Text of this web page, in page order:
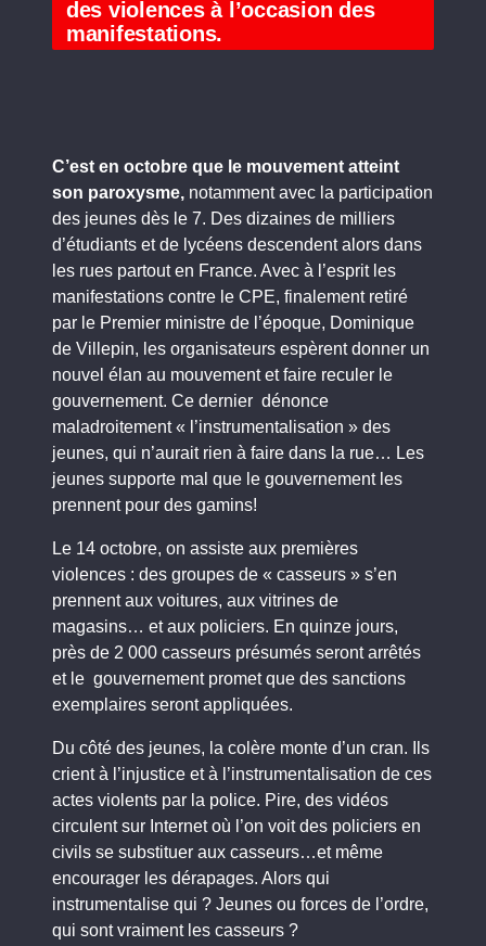
des violences à l’occasion des
manifestations.
C’est en octobre que le mouvement atteint
son paroxysme, notamment avec la participation
des jeunes dès le 7. Des dizaines de milliers
d’étudiants et de lycéens descendent alors dans
les rues partout en France. Avec à l’esprit les
manifestations contre le CPE, finalement retiré
par le Premier ministre de l’époque, Dominique
de Villepin, les organisateurs espèrent donner un
nouvel élan au mouvement et faire reculer le
gouvernement. Ce dernier dénonce
maladroitement « l’instrumentalisation » des
jeunes, qui n’aurait rien à faire dans la rue… Les
jeunes supporte mal que le gouvernement les
prennent pour des gamins!
Le 14 octobre, on assiste aux premières
violences : des groupes de « casseurs » s’en
prennent aux voitures, aux vitrines de
magasins… et aux policiers. En quinze jours,
près de 2 000 casseurs présumés seront arrêtés
et le gouvernement promet que des sanctions
exemplaires seront appliquées.
Du côté des jeunes, la colère monte d’un cran. Ils
crient à l’injustice et à l’instrumentalisation de ces
actes violents par la police. Pire, des vidéos
circulent sur Internet où l’on voit des policiers en
civils se substituer aux casseurs…et même
encourager les dérapages. Alors qui
instrumentalise qui ? Jeunes ou forces de l’ordre,
qui sont vraiment les casseurs ?